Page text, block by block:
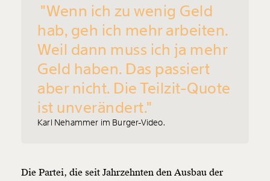
Veränderung
beginnt mit Dir!
Werde Fördermitgliedund wir können gemeinsam
unsere Wirtschaft so gestalten, dass sie für alle
funktioniert. Unsere Recherchen sind für alle frei im
Netz. Unabhängig und werbefrei. Und das wird auch
Du überweist lieber direkt?
"Wenn ich zu wenig Geld
hab, geh ich mehr arbeiten.
Weil dann muss ich ja mehr
Geld haben. Das passiert
aber nicht. Die Teilzit-Quote
ist unverändert."
Karl Nehammer im Burger-Video.
Die Partei, die seit Jahrzehnten den Ausbau der